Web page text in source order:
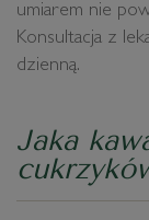
umiarem nie
Konsultacja z
dzienną.
Jaka